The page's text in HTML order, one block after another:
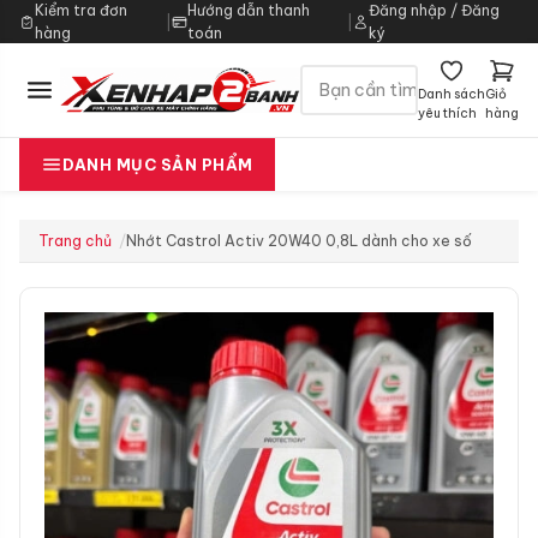
Kiểm tra đơn
hàng
|
Hướng dẫn thanh
toán
Đăng nhập / Đăng
ký
Danh sách
yêu thích
Giỏ
hàng
DANH MỤC SẢN PHẨM
Trang chủ Nhớt Castrol Activ 20W40 0,8L dành cho xe số